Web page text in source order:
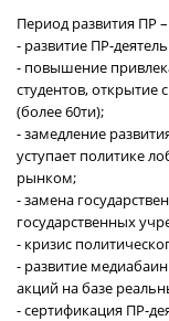
Период развития ПР
- развитие ПР-
- повышение
студентов, открытие
(более 60ти);
- замедление
уступает политике
рынком;
- замена
государственных
- кризис
- развитие
акций на базе
- сертификация ПР-